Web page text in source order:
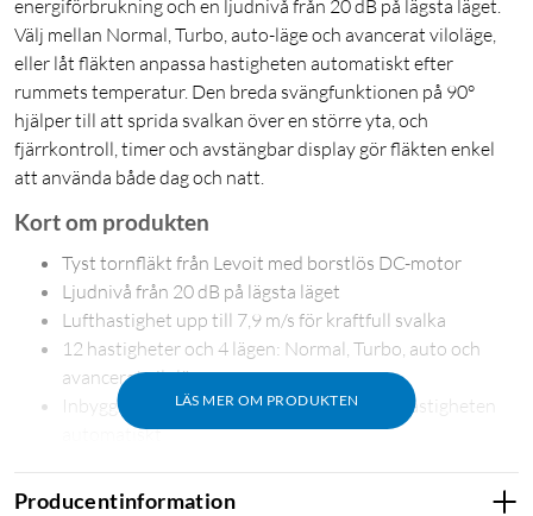
energiförbrukning och en ljudnivå från 20 dB på lägsta läget.
Välj mellan Normal, Turbo, auto-läge och avancerat viloläge,
eller låt fläkten anpassa hastigheten automatiskt efter
rummets temperatur. Den breda svängfunktionen på 90°
hjälper till att sprida svalkan över en större yta, och
fjärrkontroll, timer och avstängbar display gör fläkten enkel
att använda både dag och natt.
LÄS MER OM PRODUKTEN
Kort om produkten
Tyst tornfläkt från Levoit med borstlös DC-motor
Ljudnivå från 20 dB på lägsta läget
Lufthastighet upp till 7,9 m/s för kraftfull svalka
12 hastigheter och 4 lägen: Normal, Turbo, auto och
avancerat viloläge
Inbyggd temperatursensor anpassar fläkthastigheten
automatiskt
Timer 1–12 h, fjärrkontroll och avstängbar display
Producentinformation